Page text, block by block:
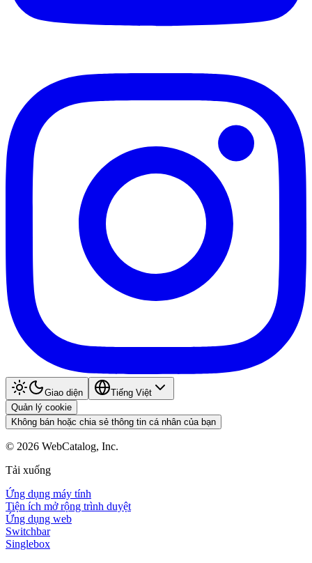
Giao diện
Tiếng Việt
Quản lý cookie
Không bán hoặc chia sẻ thông tin cá nhân của bạn
© 2026 WebCatalog, Inc.
Tải xuống
Ứng dụng máy tính
Tiện ích mở rộng trình duyệt
Ứng dụng web
Switchbar
Singlebox